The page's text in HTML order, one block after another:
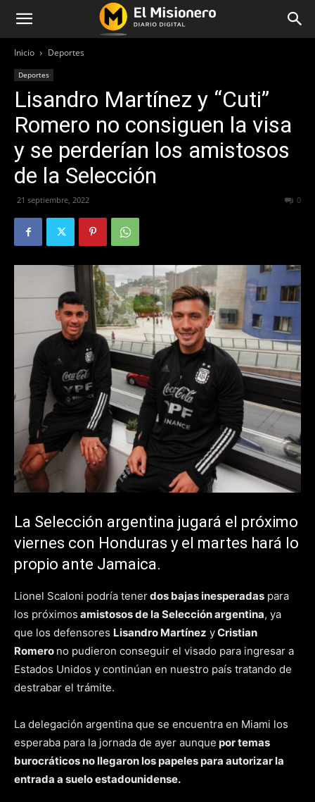
Inicio Deportes
Deportes
Lisandro Martínez y “Cuti”
Romero no consiguen la visa
y se perderían los amistosos
de la Selección
21 septiembre, 2022 0
La Selección argentina jugará el próximo
viernes con Honduras y el martes hará lo
propio ante Jamaica.
Lionel Scaloni podría tenerdos bajas inesperadas para
los próximos amistosos de la Selección argentina, ya
que los defensores Lisandro Martínez yCristian
Romero no pudieron conseguir el visado para ingresar a
Estados Unidos y continúan en nuestro país tratando de
destrabar el trámite.
La delegación argentina que se encuentra en Miami los
esperaba para la jornada de ayer aunque por temas
burocráticos no llegaron los papeles para autorizar la
entrada a suelo estadounidense.